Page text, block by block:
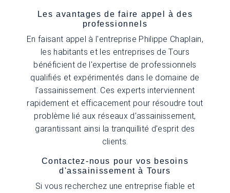
Les avantages de faire appel à des
professionnels
En faisant appel à l'entreprise Philippe Chaplain,
les habitants et les entreprises de Tours
bénéficient de l'expertise de professionnels
qualifiés et expérimentés dans le domaine de
l'assainissement. Ces experts interviennent
rapidement et efficacement pour résoudre tout
problème lié aux réseaux d'assainissement,
garantissant ainsi la tranquillité d'esprit des
clients.
Contactez-nous pour vos besoins
d'assainissement à Tours
Si vous recherchez une entreprise fiable et